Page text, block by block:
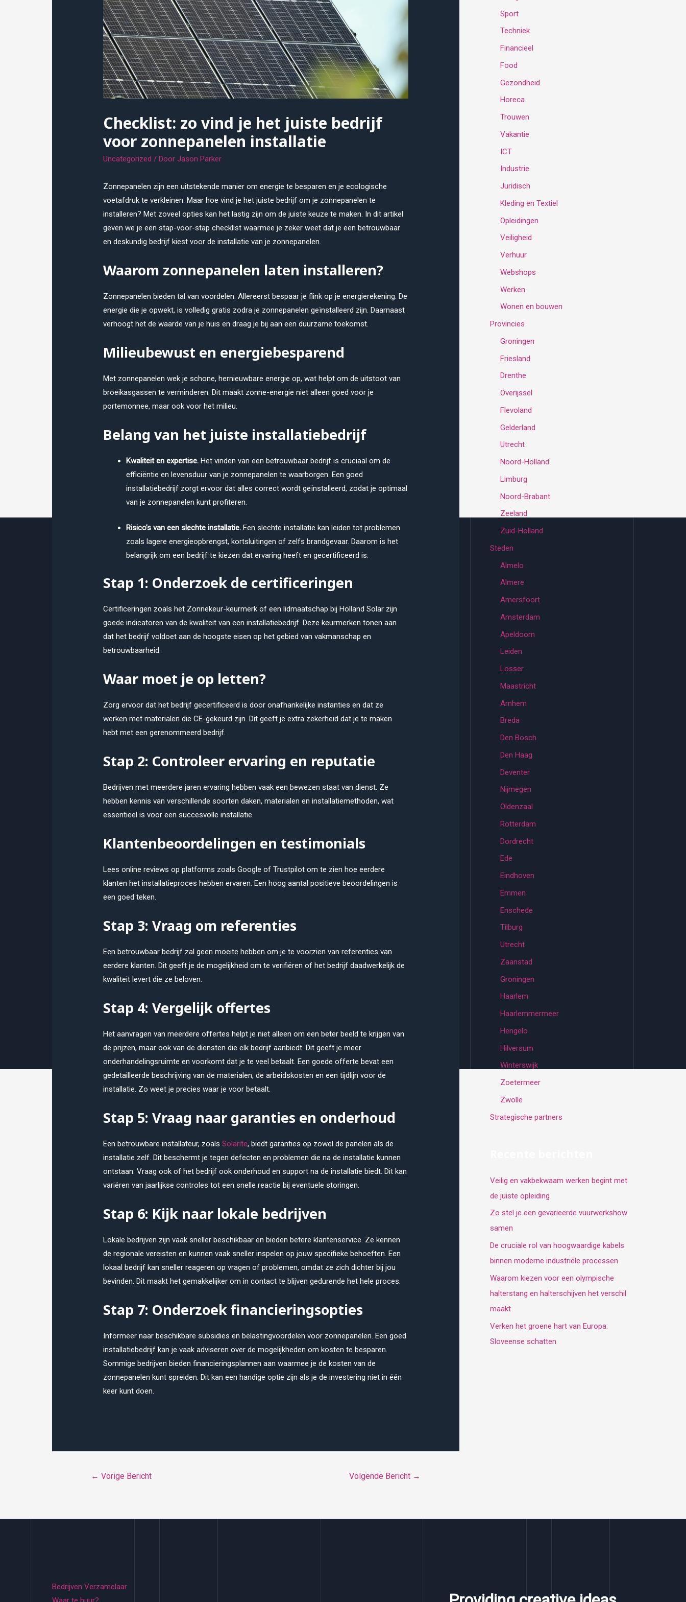
Checklist: zo vind je het juiste bedrijf
voor zonnepanelen installatie
Uncategorized / DoorJason Parker
Zonnepanelen zijn een uitstekende manier om energie te besparen en je ecologische
voetafdruk te verkleinen. Maar hoe vind je het juiste bedrijf om je zonnepanelen te
installeren? Met zoveel opties kan het lastig zijn om de juiste keuze te maken. In dit artikel
geven we je een stap-voor-stap checklist waarmee je zeker weet dat je een betrouwbaar
en deskundig bedrijf kiest voor de installatie van je zonnepanelen.
Waarom zonnepanelen laten installeren?
Zonnepanelen bieden tal van voordelen. Allereerst bespaar je flink op je energierekening. De
energie die je opwekt, is volledig gratis zodra je zonnepanelen geïnstalleerd zijn. Daarnaast
verhoogt het de waarde van je huis en draag je bij aan een duurzame toekomst.
Milieubewust en energiebesparend
Met zonnepanelen wek je schone, hernieuwbare energie op, wat helpt om de uitstoot van
broeikasgassen te verminderen. Dit maakt zonne-energie niet alleen goed voor je
portemonnee, maar ook voor het milieu.
Belang van het juiste installatiebedrijf
Kwaliteit en expertise.Het vinden van een betrouwbaar bedrijf is cruciaal om de
efficiëntie en levensduur van je zonnepanelen te waarborgen. Een goed
installatiebedrijf zorgt ervoor dat alles correct wordt geïnstalleerd, zodat je optimaal
van je zonnepanelen kunt profiteren.
Risico’s van een slechte installatie.Een slechte installatie kan leiden tot problemen
zoals lagere energieopbrengst, kortsluitingen of zelfs brandgevaar. Daarom is het
belangrijk om een bedrijf te kiezen dat ervaring heeft en gecertificeerd is.
Stap 1: Onderzoek de certificeringen
Certificeringen zoals het Zonnekeur-keurmerk of een lidmaatschap bij Holland Solar zijn
goede indicatoren van de kwaliteit van een installatiebedrijf. Deze keurmerken tonen aan
dat het bedrijf voldoet aan de hoogste eisen op het gebied van vakmanschap en
betrouwbaarheid.
Waar moet je op letten?
Zorg ervoor dat het bedrijf gecertificeerd is door onafhankelijke instanties en dat ze
werken met materialen die CE-gekeurd zijn. Dit geeft je extra zekerheid dat je te maken
hebt met een gerenommeerd bedrijf.
Stap 2: Controleer ervaring en reputatie
Bedrijven met meerdere jaren ervaring hebben vaak een bewezen staat van dienst. Ze
hebben kennis van verschillende soorten daken, materialen en installatiemethoden, wat
essentieel is voor een succesvolle installatie.
Klantenbeoordelingen en testimonials
Lees online reviews op platforms zoals Google of Trustpilot om te zien hoe eerdere
klanten het installatieproces hebben ervaren. Een hoog aantal positieve beoordelingen is
een goed teken.
Stap 3: Vraag om referenties
Een betrouwbaar bedrijf zal geen moeite hebben om je te voorzien van referenties van
eerdere klanten. Dit geeft je de mogelijkheid om te verifiëren of het bedrijf daadwerkelijk de
kwaliteit levert die ze beloven.
Stap 4: Vergelijk offertes
Het aanvragen van meerdere offertes helpt je niet alleen om een beter beeld te krijgen van
de prijzen, maar ook van de diensten die elk bedrijf aanbiedt. Dit geeft je meer
onderhandelingsruimte en voorkomt dat je te veel betaalt. Een goede offerte bevat een
gedetailleerde beschrijving van de materialen, de arbeidskosten en een tijdlijn voor de
installatie. Zo weet je precies waar je voor betaalt.
Stap 5: Vraag naar garanties en onderhoud
Een betrouwbare installateur, zoalsSolarite, biedt garanties op zowel de panelen als de
installatie zelf. Dit beschermt je tegen defecten en problemen die na de installatie kunnen
ontstaan. Vraag ook of het bedrijf ook onderhoud en support na de installatie biedt. Dit kan
variëren van jaarlijkse controles tot een snelle reactie bij eventuele storingen.
Stap 6: Kijk naar lokale bedrijven
Lokale bedrijven zijn vaak sneller beschikbaar en bieden betere klantenservice. Ze kennen
de regionale vereisten en kunnen vaak sneller inspelen op jouw specifieke behoeften. Een
lokaal bedrijf kan sneller reageren op vragen of problemen, omdat ze zich dichter bij jou
bevinden. Dit maakt het gemakkelijker om in contact te blijven gedurende het hele proces.
Stap 7: Onderzoek financieringsopties
Informeer naar beschikbare subsidies en belastingvoordelen voor zonnepanelen. Een goed
installatiebedrijf kan je vaak adviseren over de mogelijkheden om kosten te besparen.
Sommige bedrijven bieden financieringsplannen aan waarmee je de kosten van de
zonnepanelen kunt spreiden. Dit kan een handige optie zijn als je de investering niet in één
keer kunt doen.
← Vorige Bericht Volgende Bericht →
Sport
Techniek
Financieel
Food
Gezondheid
Horeca
Trouwen
Vakantie
ICT
Industrie
Juridisch
Kleding en Textiel
Opleidingen
Veiligheid
Verhuur
Webshops
Werken
Wonen en bouwen
Provincies
Groningen
Friesland
Drenthe
Overijssel
Flevoland
Gelderland
Utrecht
Noord-Holland
Limburg
Noord-Brabant
Zeeland
Zuid-Holland
Steden
Almelo
Almere
Amersfoort
Amsterdam
Apeldoorn
Leiden
Losser
Maastricht
Arnhem
Breda
Den Bosch
Den Haag
Deventer
Nijmegen
Oldenzaal
Rotterdam
Dordrecht
Ede
Eindhoven
Emmen
Enschede
Tilburg
Utrecht
Zaanstad
Groningen
Haarlem
Haarlemmermeer
Hengelo
Hilversum
Winterswijk
Zoetermeer
Zwolle
Strategische partners
Veilig en vakbekwaam werken begint met
de juiste opleiding
Zo stel je een gevarieerde vuurwerkshow
samen
De cruciale rol van hoogwaardige kabels
binnen moderne industriële processen
Waarom kiezen voor een olympische
halterstang en halterschijven het verschil
maakt
Verken het groene hart van Europa:
Sloveense schatten
Bedrijven Verzamelaar